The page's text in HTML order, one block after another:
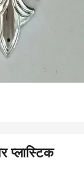
प्लास्टिक